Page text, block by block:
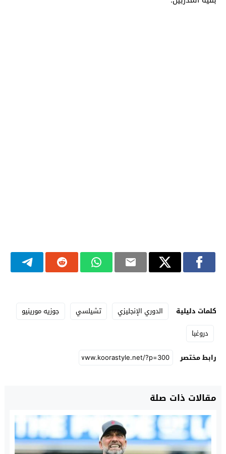
كلمات دليلية الدوري الإنجليزي تشيلسي
جوزيه مورينيو
دروغبا
رابط مختصر
مقالات ذات صلة